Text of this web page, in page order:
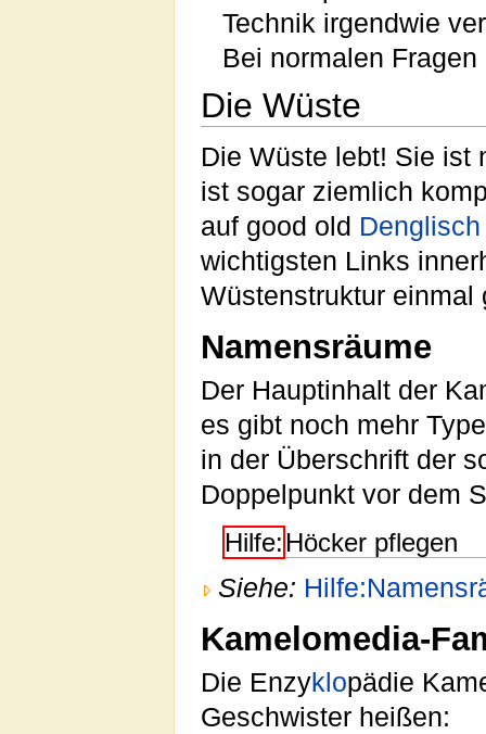
Technik irgendwie
Bei normalen
Die Wüste
Die Wüste lebt! Sie ist
ist sogar ziemlich
auf good old Denglisch
wichtigsten Links
Wüstenstruktur einmal
Namensräume
Der Hauptinhalt der
es gibt noch mehr
in der Überschrift der
Doppelpunkt vor dem
Hilfe: Höcker pflegen
Siehe:
Kamelomedia-
Die Enzyklopädie
Geschwister heißen: